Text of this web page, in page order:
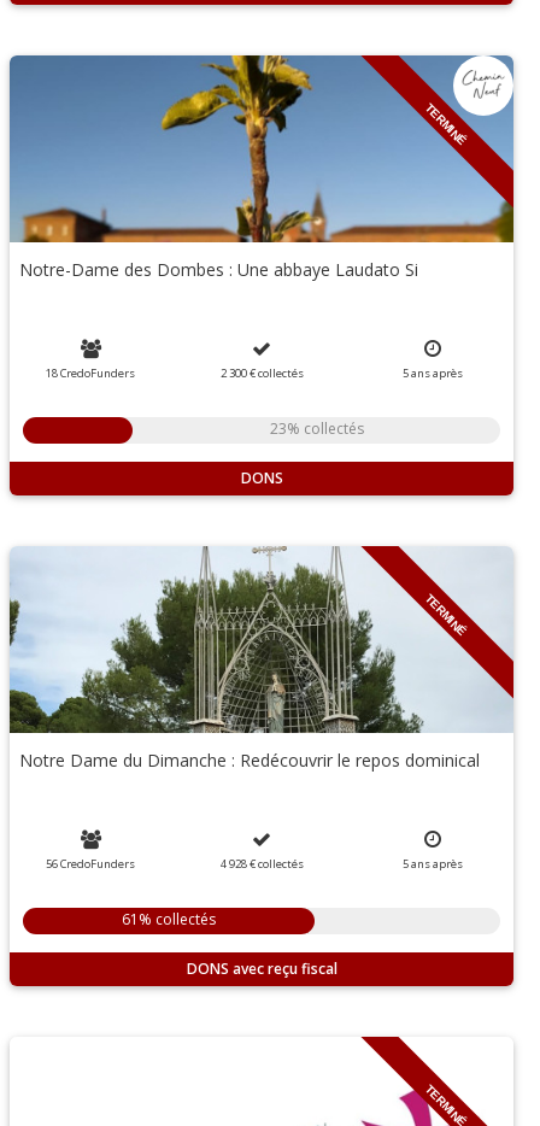
TERMINÉ
Notre-Dame des Dombes : Une abbaye Laudato Si
18 CredoFunders 2 300 €collectés 5ansaprès
23% collectés
DONS
TERMINÉ
Notre Dame du Dimanche : Redécouvrir le repos dominical
56 CredoFunders 4 928 €collectés 5ansaprès
61% collectés
DONS
TERMINÉ